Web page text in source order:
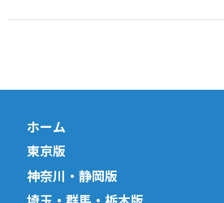
ホーム
東京版
神奈川・静岡版